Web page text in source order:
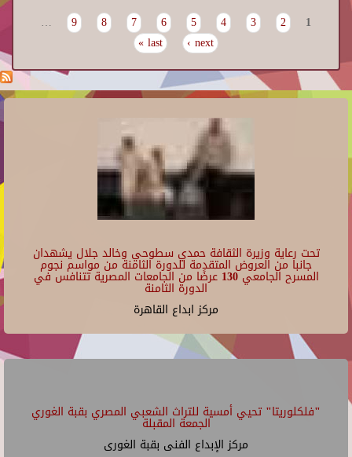
Pages
1
2
3
4
5
6
7
8
9
…
next ›
last »
تحت رعاية وزيرة الثقافة حمدي سطوحي وخالد جلال يشهدان
جانبا من العروض المتقدمة للدورة الثامنة من مواسم نجوم
المسرح الجامعي 130 عرضًا من الجامعات المصرية تتنافس في
الدورة الثامنة
مركز ابداع القاهرة
"فلكلوريتا" تحيي أمسية للتراث الشعبي المصري بقبة الغوري
الجمعة المقبلة
مركز الإبداع الفنى بقبة الغورى